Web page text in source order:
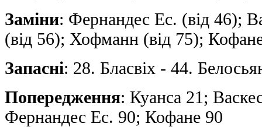
Заміни: Фернандес Ес. (від 46);
(від 56); Хофманн (від 75);
Запасні: 28. Бласвіх - 44.
Попередження: Куанса 21;
Фернандес Ес. 90; Кофане 90